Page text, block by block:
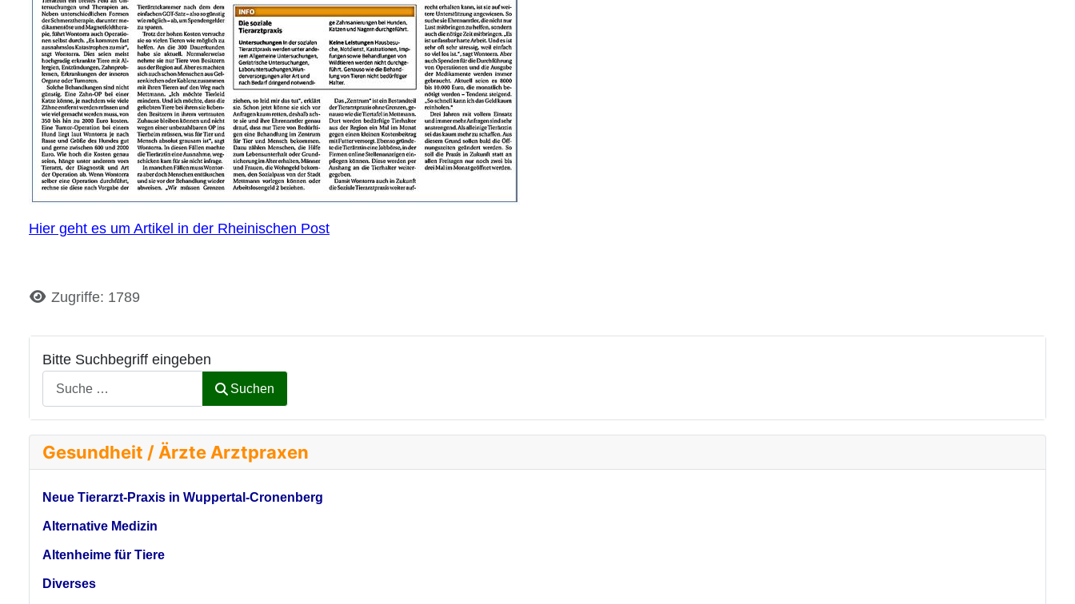
Bitte Suchbegriff eingeben
Suchen
Gesundheit / Ärzte Arztpraxen
Neue Tierarzt-Praxis in Wuppertal-Cronenberg
Alternative Medizin
Altenheime für Tiere
Diverses
Hier geht es um Artikel in der Rheinischen Post
DetailsZugriffe: 1789